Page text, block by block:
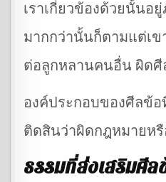
เราเกี่ยวข้องด้วยนั้นอ
มากกว่านั้นก็ตามแต่เข
ต่อลูกหลานคนอื่น ผิด
องค์ประกอบของศีลข้อ
ติดสินว่าผิดกฎหมายห
ธรรมที่ส่งเสริมศี